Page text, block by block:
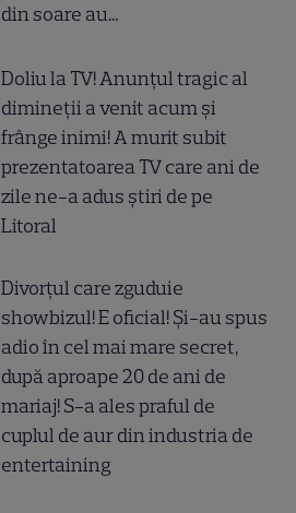
din soare au...
Doliu la TV! Anunțul tragic al
dimineții a venit acum și
frânge inimi! A murit subit
prezentatoarea TV care ani de
zile ne-a adus știri de pe
Litoral
Divorțul care zguduie
showbizul! E oficial! Și-au spus
adio în cel mai mare secret,
după aproape 20 de ani de
mariaj! S-a ales praful de
cuplul de aur din industria de
entertaining